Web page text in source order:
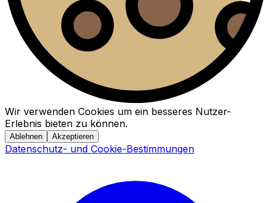
Wir verwenden Cookies um ein besseres Nutzer-
Erlebnis bieten zu können.
Ablehnen Akzeptieren
Datenschutz- und Cookie-Bestimmungen